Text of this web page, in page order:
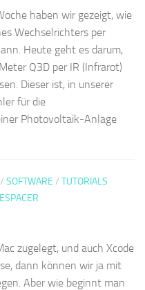
haben wir gezeigt, wie
Wechselrichters per
Heute geht es darum,
Q3D per IR (Infrarot)
Dieser ist, in unserer
für die
Photovoltaik-Anlage
/ SOFTWARE / TUTORIALS
zugelegt, und auch Xcode
dann können wir ja mit
Aber wie beginnt man